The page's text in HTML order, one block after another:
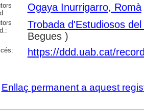
Ogaya Inurrigarro, Romà
Trobada d'Estudiosos
Begues )
https://ddd.uab.cat/
Enllaç permanent a aquest